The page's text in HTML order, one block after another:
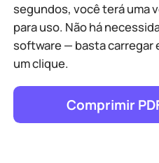
WORD para JPG
segundos, você terá uma
para uso. Não há
software — basta carregar
um clique.
Comprimir